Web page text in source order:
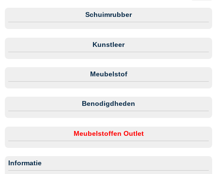
Schuimrubber
Kunstleer
Meubelstof
Benodigdheden
Meubelstoffen Outlet
Informatie